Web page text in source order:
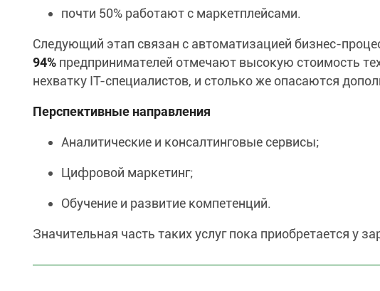
почти 50% работают с маркетплейсами.
Следующий этап связан с автоматизацией бизнес-
94% предпринимателей отмечают высокую стоимость
нехватку IT-специалистов, и столько же опасаются
Перспективные направления
Аналитические и консалтинговые сервисы;
Цифровой маркетинг;
Обучение и развитие компетенций.
Значительная часть таких услуг пока приобретается у